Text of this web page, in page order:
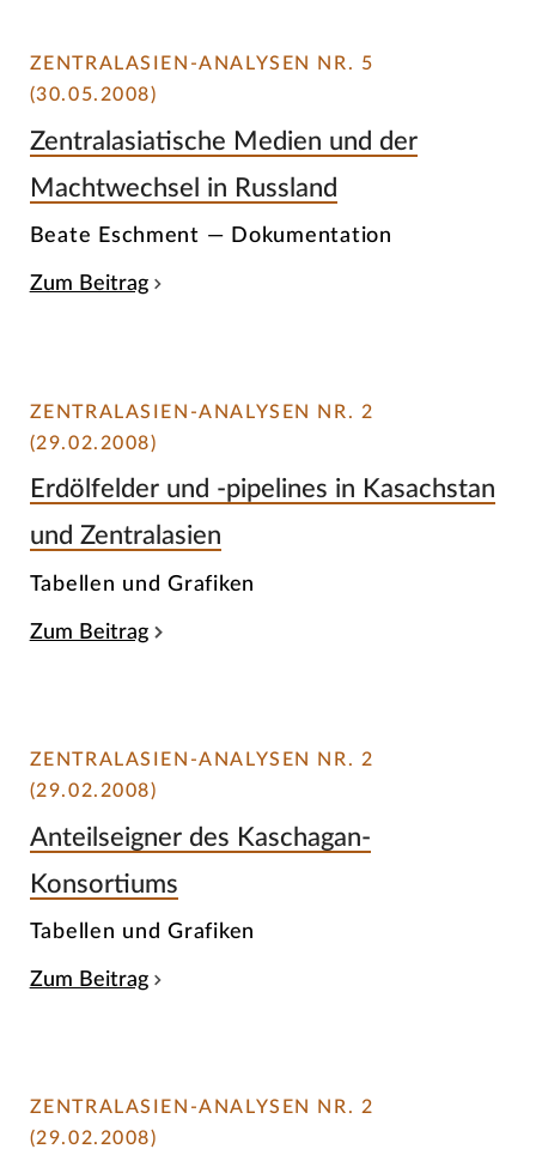
ZENTRALASIEN-ANALYSEN NR. 5
(30.05.2008)
Zentralasiatische Medien und der
Machtwechsel in Russland
Beate Eschment — Dokumentation
Zum Beitrag
ZENTRALASIEN-ANALYSEN NR. 2
(29.02.2008)
Erdölfelder und -pipelines in Kasachstan
und Zentralasien
Tabellen und Grafiken
Zum Beitrag
ZENTRALASIEN-ANALYSEN NR. 2
(29.02.2008)
Anteilseigner des Kaschagan-
Konsortiums
Tabellen und Grafiken
Zum Beitrag
ZENTRALASIEN-ANALYSEN NR. 2
(29.02.2008)